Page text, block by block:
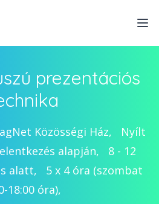
prezentációs
Közösségi Ház,
Nyílt
alapján, 8 - 12
alatt,
5 x 4 óra (szombat
18:00 óra),